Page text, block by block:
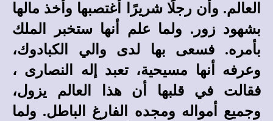
العالم. وأن رجلًا شريرًا أغتصبها وأخذ مالها
بشهود زور. ولما علم أنها ستخبر الملك
بأمره. فسعى بها لدى والي الكبادوك،
وعرفه أنها مسيحية، تعبد إله النصارى ،
فقالت في قلبها أن هذا العالم يزول،
وجميع أمواله ومجده الفارغ الباطل. ولما